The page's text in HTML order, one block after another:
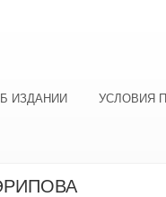
ИЗДАНИИ
УСЛОВИЯ